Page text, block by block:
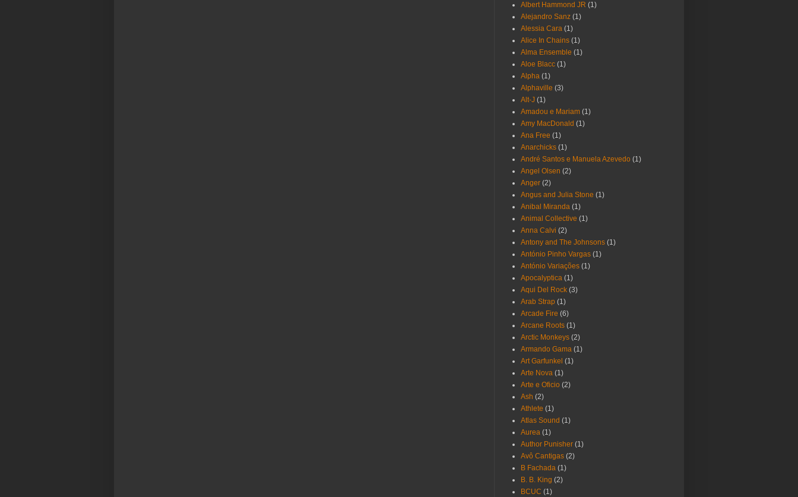
Albert Hammond JR (1)
Alejandro Sanz (1)
Alessia Cara (1)
Alice In Chains (1)
Alma Ensemble (1)
Aloe Blacc (1)
Alpha (1)
Alphaville (3)
Alt-J (1)
Amadou e Mariam (1)
Amy MacDonald (1)
Ana Free (1)
Anarchicks (1)
André Santos e Manuela Azevedo (1)
Angel Olsen (2)
Anger (2)
Angus and Julia Stone (1)
Anibal Miranda (1)
Animal Collective (1)
Anna Calvi (2)
Antony and The Johnsons (1)
António Pinho Vargas (1)
António Variações (1)
Apocalyptica (1)
Aqui Del Rock (3)
Arab Strap (1)
Arcade Fire (6)
Arcane Roots (1)
Arctic Monkeys (2)
Armando Gama (1)
Art Garfunkel (1)
Arte Nova (1)
Arte e Oficio (2)
Ash (2)
Athlete (1)
Atlas Sound (1)
Aurea (1)
Author Punisher (1)
Avô Cantigas (2)
B Fachada (1)
B. B. King (2)
BCUC (1)